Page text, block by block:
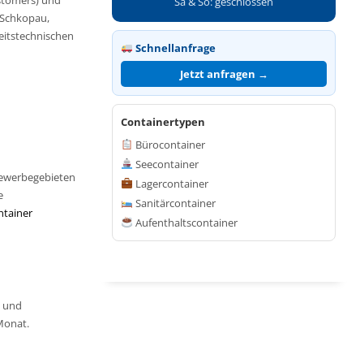
und
Schnellanfrage
Jetzt anfragen →
Containertypen
Bürocontainer
Seecontainer
Lagercontainer
Sanitärcontainer
Aufenthaltscontainer